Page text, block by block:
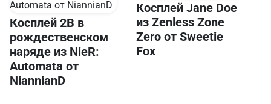
Косплей 2B в
рождественском
наряде из NieR:
Automata от
NiannianD
Косплей Jane Doe
из Zenless Zone
Zero от Sweetie
Fox